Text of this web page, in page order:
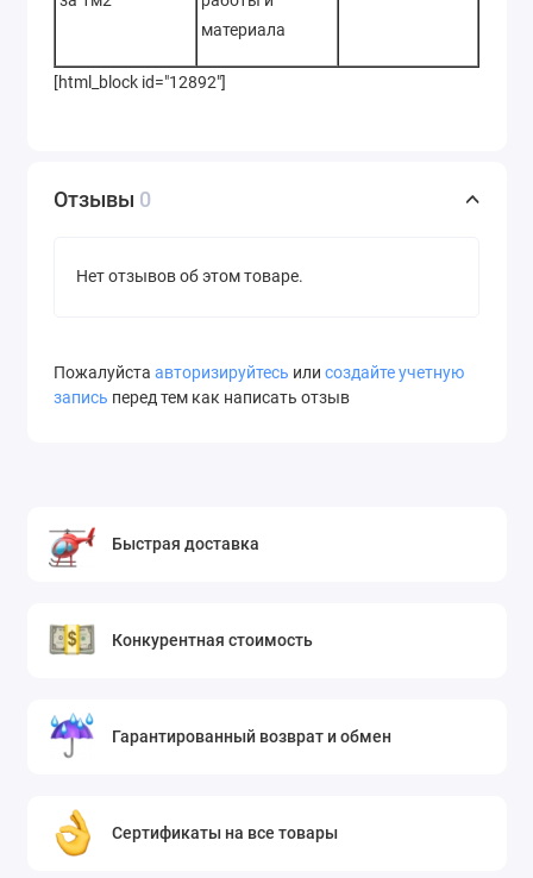
материала
[html_block id="12892"]
Отзывы 0
Нет отзывов об этом товаре.
Пожалуйста авторизируйтесь или создайте учетную
запись перед тем как написать отзыв
Быстрая доставка
Конкурентная стоимость
Гарантированный возврат и обмен
Сертификаты на все товары